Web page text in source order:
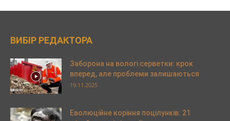
ВИБІР РЕДАКТОРА
Заборона на вологі серветки: крок
вперед, але проблеми залишаються
19.11.2025
Еволюційне коріння поцілунків: 21